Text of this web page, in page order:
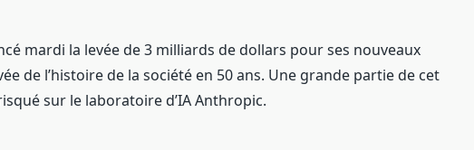
mardi la levée de 3 milliards de dollars pour ses nouveaux
de l’histoire de la société en 50 ans. Une grande partie de cet
sur le laboratoire d’IA Anthropic.